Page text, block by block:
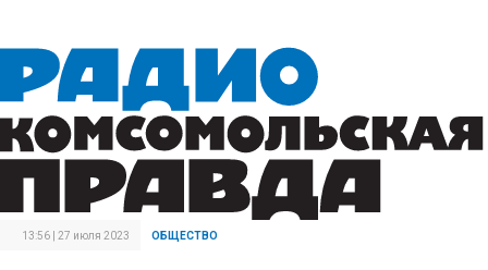
13:56 | 27 июля 2023 ОБЩЕСТВО